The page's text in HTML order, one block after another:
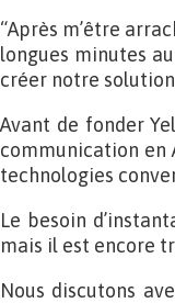
“Après m’être
longues minutes
créer notre
Avant de fonder
communication en
technologies
Le besoin
mais il est encore
Nous discutons